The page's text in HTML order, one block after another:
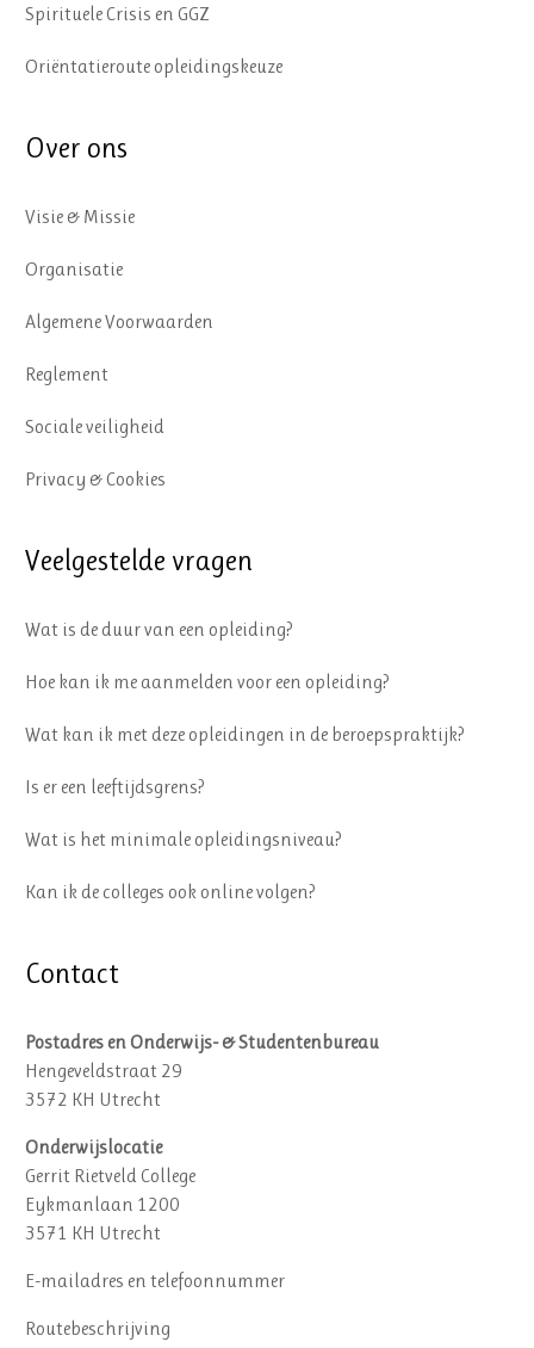
Spirituele Crisis en GGZ
Oriëntatieroute opleidingskeuze
Over ons
Visie & Missie
Organisatie
Algemene Voorwaarden
Reglement
Sociale veiligheid
Privacy & Cookies
Veelgestelde vragen
Wat is de duur van een opleiding?
Hoe kan ik me aanmelden voor een opleiding?
Wat kan ik met deze opleidingen in de beroepspraktijk?
Is er een leeftijdsgrens?
Wat is het minimale opleidingsniveau?
Kan ik de colleges ook online volgen?
Contact
Postadres en Onderwijs- & Studentenbureau
Hengeveldstraat 29
3572 KH Utrecht
Onderwijslocatie
Gerrit Rietveld College
Eykmanlaan 1200
3571 KH Utrecht
E-mailadres en telefoonnummer
Routebeschrijving